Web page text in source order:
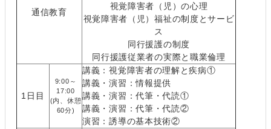
通信教育
視覚障害者（児）の心理
視覚障害者（児）福祉の制度とサービ
ス
同行援護の制度
同行援護従業者の実際と職業倫理
1日目
9:00～
17:00
(内、休憩
60分)
講義：視覚障害者の理解と疾病①
講義・演習：情報提供
講義・演習：代筆・代読①
講義・演習：代筆・代読②
演習：誘導の基本技術②